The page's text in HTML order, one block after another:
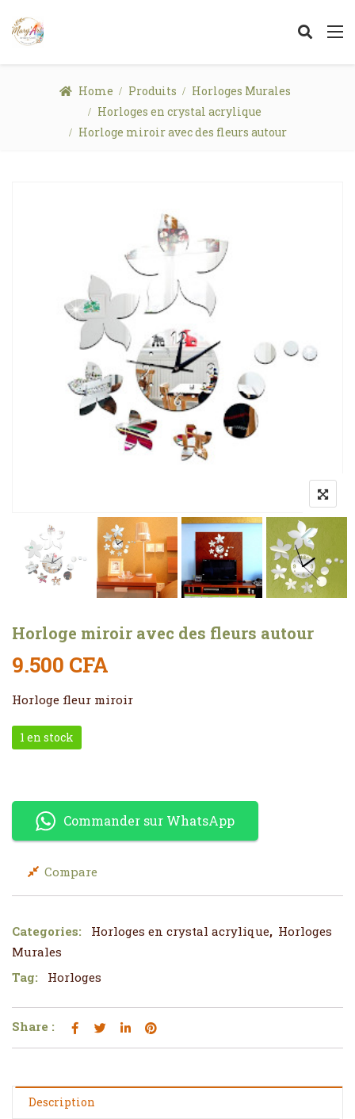
Home Produits
Horloges Murales
Horloges en crystal acrylique
Horloge miroir avec des fleurs autour
Horloge miroir avec des fleurs autour
9.500 CFA
Horloge fleur miroir
1 en stock
Commander sur WhatsApp
Compare
Categories: Horloges en crystal acrylique, Horloges
Murales
Tag:
Horloges
Share :
Description